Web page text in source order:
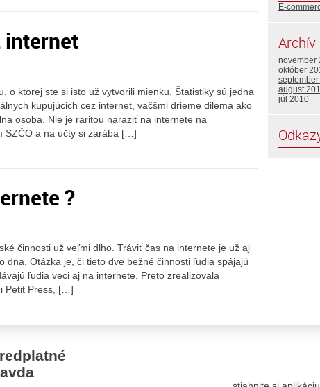
internet
o ktorej ste si isto už vytvorili mienku. Štatistiky sú jedna
kupujúcich cez internet, väčšmi drieme dilema ako
osoba. Nie je raritou naraziť na internete na
SZČO a na účty si zarába […]
?
činnosti už veľmi dlho. Tráviť čas na internete je už aj
dna. Otázka je, či tieto dve bežné činnosti ľudia spájajú
ľudia veci aj na internete. Preto zrealizovala
Petit Press, […]
E-
Archív
november
október
august
júl 2010